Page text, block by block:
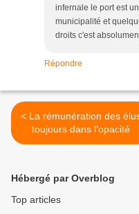
infernale le port est
municipalité et
droits c'est
Répondre
< La rémunération des élus
toujours dans l’opacité
Hébergé par Overblog
Top articles